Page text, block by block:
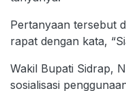
Pertanyaan tersebut
rapat dengan kata,
Wakil Bupati Sidrap,
sosialisasi